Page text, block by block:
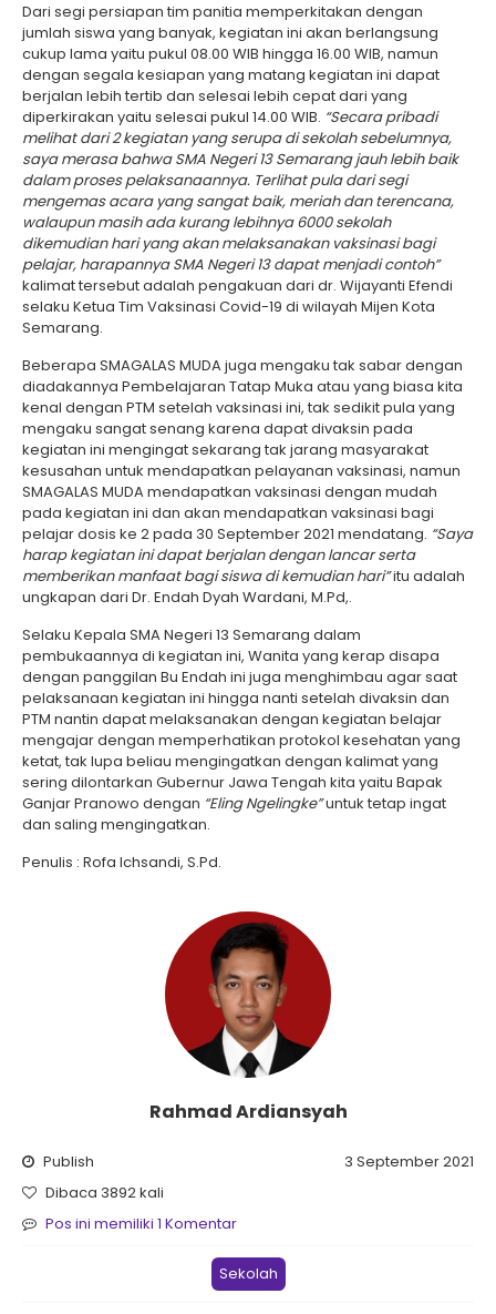
Dari segi persiapan tim panitia memperkitakan dengan
jumlah siswa yang banyak, kegiatan ini akan berlangsung
cukup lama yaitu pukul 08.00 WIB hingga 16.00 WIB, namun
dengan segala kesiapan yang matang kegiatan ini dapat
berjalan lebih tertib dan selesai lebih cepat dari yang
diperkirakan yaitu selesai pukul 14.00 WIB. “Secara pribadi
melihat dari 2 kegiatan yang serupa di sekolah sebelumnya,
saya merasa bahwa SMA Negeri 13 Semarang jauh lebih baik
dalam proses pelaksanaannya. Terlihat pula dari segi
mengemas acara yang sangat baik, meriah dan terencana,
walaupun masih ada kurang lebihnya 6000 sekolah
dikemudian hari yang akan melaksanakan vaksinasi bagi
pelajar, harapannya SMA Negeri 13 dapat menjadi contoh”
kalimat tersebut adalah pengakuan dari dr. Wijayanti Efendi
selaku Ketua Tim Vaksinasi Covid-19 di wilayah Mijen Kota
Semarang.
Beberapa SMAGALAS MUDA juga mengaku tak sabar dengan
diadakannya Pembelajaran Tatap Muka atau yang biasa kita
kenal dengan PTM setelah vaksinasi ini, tak sedikit pula yang
mengaku sangat senang karena dapat divaksin pada
kegiatan ini mengingat sekarang tak jarang masyarakat
kesusahan untuk mendapatkan pelayanan vaksinasi, namun
SMAGALAS MUDA mendapatkan vaksinasi dengan mudah
pada kegiatan ini dan akan mendapatkan vaksinasi bagi
pelajar dosis ke 2 pada 30 September 2021 mendatang. “Saya
harap kegiatan ini dapat berjalan dengan lancar serta
memberikan manfaat bagi siswa di kemudian hari”itu adalah
ungkapan dari Dr. Endah Dyah Wardani, M.Pd,.
Selaku Kepala SMA Negeri 13 Semarang dalam
pembukaannya di kegiatan ini, Wanita yang kerap disapa
dengan panggilan Bu Endah ini juga menghimbau agar saat
pelaksanaan kegiatan ini hingga nanti setelah divaksin dan
PTM nantin dapat melaksanakan dengan kegiatan belajar
mengajar dengan memperhatikan protokol kesehatan yang
ketat, tak lupa beliau mengingatkan dengan kalimat yang
sering dilontarkan Gubernur Jawa Tengah kita yaitu Bapak
Ganjar Pranowo dengan “Eling Ngelingke”untuk tetap ingat
dan saling mengingatkan.
Penulis : Rofa Ichsandi, S.Pd.
Rahmad Ardiansyah
Publish
3 September 2021
Dibaca 3892 kali
Pos ini memiliki 1 Komentar
Sekolah